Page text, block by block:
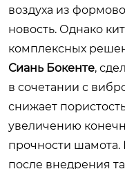
воздуха из
новость. Однако
комплексных
Сиань Бокенте,
в сочетании с
снижает
увеличению
прочности шамота.
после внедрения